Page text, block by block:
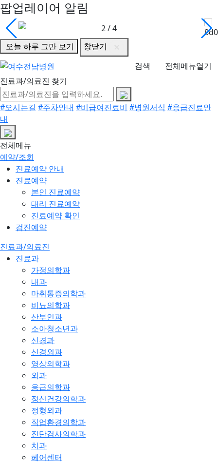
팝업레이어 알림
2/4
오늘 하루 그만 보기
창닫기
검색
전체메뉴열기
진료과/의료진 찾기
#오시는길 #주차안내 #비급여진료비 #병원서식 #응급진료안
내
전체메뉴
예약/조회
진료예약 안내
진료예약
본인 진료예약
대리 진료예약
진료예약 확인
검진예약
진료과/의료진
진료과
가정의학과
내과
마취통증의학과
비뇨의학과
산부인과
소아청소년과
신경과
신경외과
영상의학과
외과
응급의학과
정신건강의학과
정형외과
직업환경의학과
진단검사의학과
치과
헤어센터